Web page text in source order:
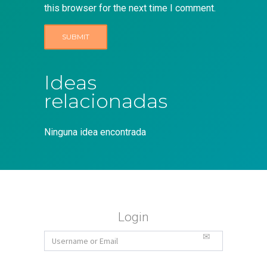
this browser for the next time I comment.
Ideas
relacionadas
Ninguna idea encontrada
Login